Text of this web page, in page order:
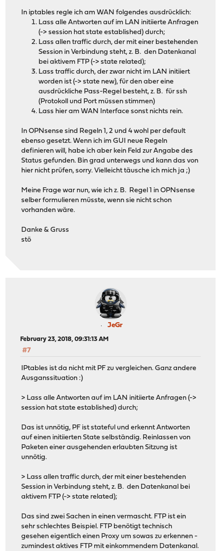
In iptables regle ich am WAN folgendes ausdrücklich:
Lass alle Antworten auf im LAN initiierte Anfragen
(-> session hat state established) durch;
Lass allen traffic durch, der mit einer bestehenden
Session in Verbindung steht, z. B. den Datenkanal
bei aktivem FTP (-> state related);
Lass traffic durch, der zwar nicht im LAN initiiert
worden ist (-> state new), für den aber eine
ausdrückliche Pass-Regel besteht, z. B. für ssh
(Protokoll und Port müssen stimmen)
Lass hier am WAN Interface sonst nichts rein.
In OPNsense sind Regeln 1, 2 und 4 wohl per default
ebenso gesetzt. Wenn ich im GUI neue Regeln
definieren will, habe ich aber kein Feld zur Angabe des
Status gefunden. Bin grad unterwegs und kann das von
hier nicht prüfen, sorry. Vielleicht täusche ich mich ja ;)
Meine Frage war nun, wie ich z. B. Regel 1 in OPNsense
selber formulieren müsste, wenn sie nicht schon
vorhanden wäre.
Danke & Gruss
stö
JeGr
February 23, 2018, 09:31:13 AM
#7
IPtables ist da nicht mit PF zu vergleichen. Ganz andere
Ausganssituation :)
> Lass alle Antworten auf im LAN initiierte Anfragen (->
session hat state established) durch;
Das ist unnötig, PF ist stateful und erkennt Antworten
auf einen initiierten State selbständig. Reinlassen von
Paketen einer ausgehenden erlaubten Sitzung ist
unnötig.
> Lass allen traffic durch, der mit einer bestehenden
Session in Verbindung steht, z. B. den Datenkanal bei
aktivem FTP (-> state related);
Das sind zwei Sachen in einen vermascht. FTP ist ein
sehr schlechtes Beispiel. FTP benötigt technisch
gesehen eigentlich einen Proxy um sowas zu erkennen -
zumindest aktives FTP mit einkommendem Datenkanal.